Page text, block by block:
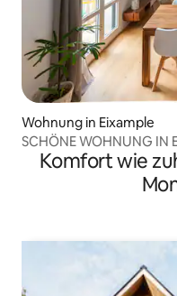
Wohnung in Eixample
SCHÖNE WOHNUNG IN
Komfort wie